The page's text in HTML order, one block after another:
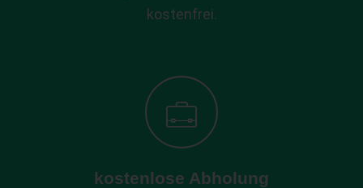
kostenfrei.
kostenlose Abholung